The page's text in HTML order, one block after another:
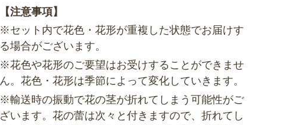
【注意事項】
※セット内で花色・花形が重複した状態でお届けす
る場合がございます。
※花色や花形のご要望はお受けすることができませ
ん。花色・花形は季節によって変化していきます。
※輸送時の振動で花の茎が折れてしまう可能性がご
ざいます。花の蕾は次々と付きますので、折れてし